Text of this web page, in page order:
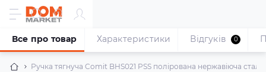
Ручка тягнуча Comit BHS021 PSS полірована нержавіюча сталь
Все про товар Характеристики Відгуків 0